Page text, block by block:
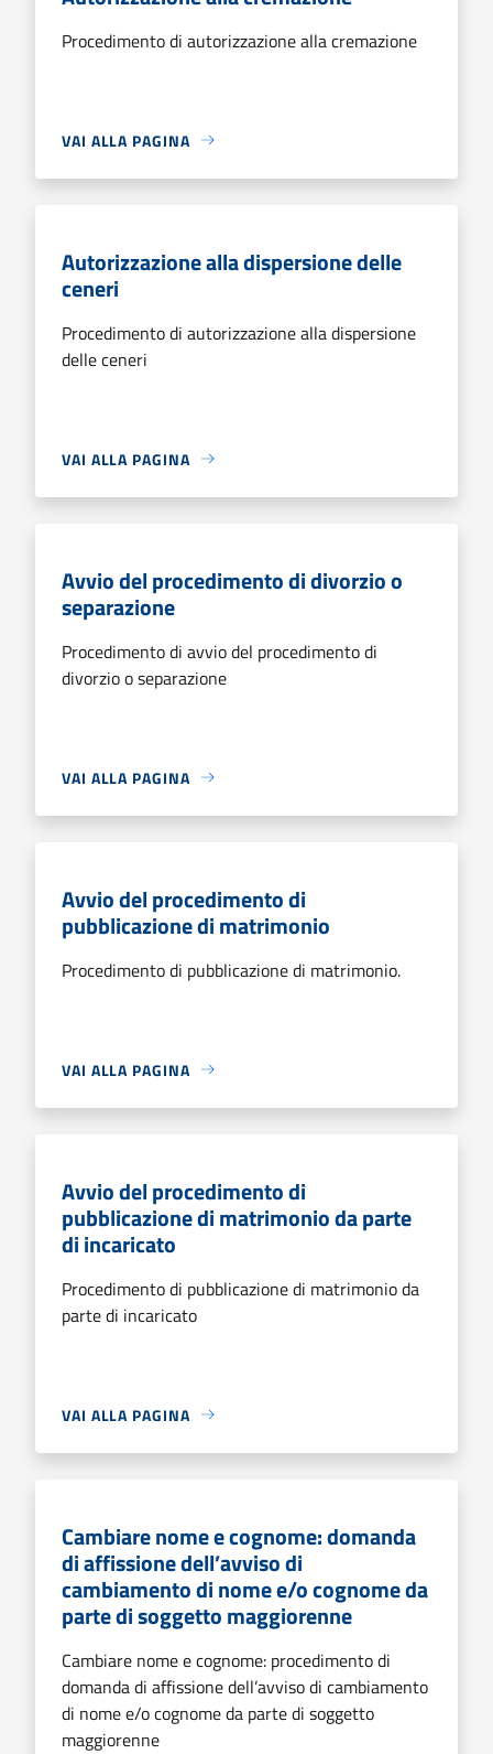
Procedimento di autorizzazione alla cremazione
VAI ALLA PAGINA
Autorizzazione alla dispersione delle
ceneri
Procedimento di autorizzazione alla dispersione
delle ceneri
VAI ALLA PAGINA
Avvio del procedimento di divorzio o
separazione
Procedimento di avvio del procedimento di
divorzio o separazione
VAI ALLA PAGINA
Avvio del procedimento di
pubblicazione di matrimonio
Procedimento di pubblicazione di matrimonio.
VAI ALLA PAGINA
Avvio del procedimento di
pubblicazione di matrimonio da parte
di incaricato
Procedimento di pubblicazione di matrimonio da
parte di incaricato
VAI ALLA PAGINA
Cambiare nome e cognome: domanda
di affissione dell’avviso di
cambiamento di nome e/o cognome da
parte di soggetto maggiorenne
Cambiare nome e cognome: procedimento di
domanda di affissione dell’avviso di cambiamento
di nome e/o cognome da parte di soggetto
maggiorenne